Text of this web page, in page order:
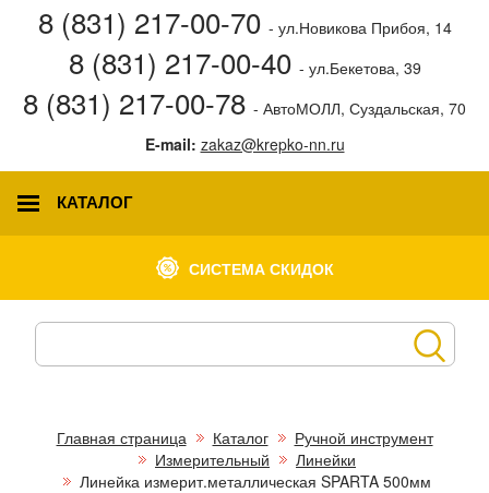
8 (831) 217-00-70 - ул.Новикова Прибоя, 14
8 (831) 217-00-40 - ул.Бекетова, 39
8 (831) 217-00-78 - АвтоМОЛЛ, Суздальская, 70
E-mail: zakaz@krepko-nn.ru
КАТАЛОГ
СИСТЕМА СКИДОК
Главная страница Каталог
Ручной инструмент
Измерительный
Линейки
Линейка измерит.металлическая SPARTA 500мм